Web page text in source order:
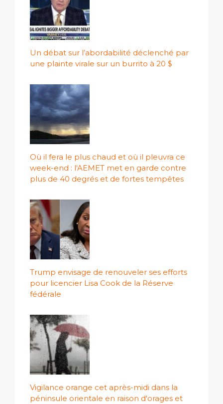
Un débat sur l’abordabilité déclenché par
une plainte virale sur un burrito à 20 $
Où il fera le plus chaud et où il pleuvra ce
week-end : l'AEMET met en garde contre
plus de 40 degrés et de fortes tempêtes
Trump envisage de renouveler ses efforts
pour licencier Lisa Cook de la Réserve
fédérale
Vigilance orange cet après-midi dans la
péninsule orientale en raison d'orages et